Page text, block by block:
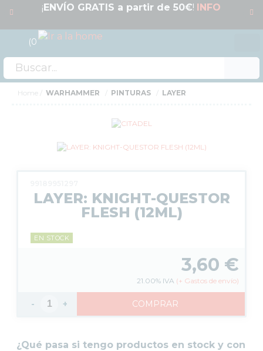
¡ENVÍO GRATIS a partir de 50€! INFO
0
OFERTAS
FUNKO POP!
FUERZA DE BATALLA
BLOOD BOWL
SPRAY
Home WARHAMMER PINTURAS LAYER
LAYER: KNIGHT-QUESTOR
FLESH (12ML)
EN STOCK
3,60 €
21.00% IVA (+ Gastos de envío)
- + COMPRAR
¿Qué pasa si tengo productos en stock y con